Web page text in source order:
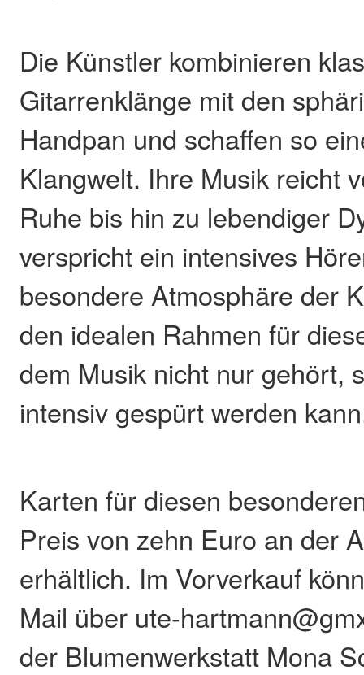
Die Künstler kombinieren
Gitarrenklänge mit den
Handpan und schaffen so
Klangwelt. Ihre Musik reicht
Ruhe bis hin zu lebendiger
verspricht ein intensives
besondere Atmosphäre der
den idealen Rahmen für
dem Musik nicht nur gehört,
intensiv gespürt werden
Karten für diesen
Preis von zehn Euro an der
erhältlich. Im Vorverkauf
Mail über ute-
der Blumenwerkstatt Mona